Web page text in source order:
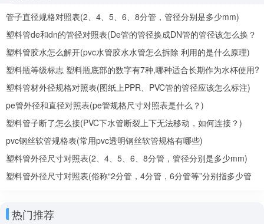
管子直径规格对照表(2、4、5、6、8分管，管径分别是多少mm)
塑料管de和dn的管径对照表(De管的管径换成DN管的管径该怎么换？
De、DN是什么意思？)
塑料管胶水怎么解开(pvc水管胶水水管怎么拆除 利用的是什么原理)
塑料瓶等级标志 塑料瓶底部的数字有7种,哪种适合长期作为水杯使用?
塑料管材外径规格对照表(图纸上PPR、PVC管的管径应该怎么标注)
pe管外径和直径对照表(pe管规格尺寸对照表是什么？)
塑料管子断了怎么接(PVC下水管断裂上下无法移动，如何连接？)
pvc钢丝软管规格表(常用pvc透明钢丝软管规格有哪些)
塑料管外径尺寸对照表(2、4、5、6、8分管，管径分别是多少mm)
塑料管外径尺寸对照表(俗称“2分管，4分管，6分管等”分别指多少管
热门推荐